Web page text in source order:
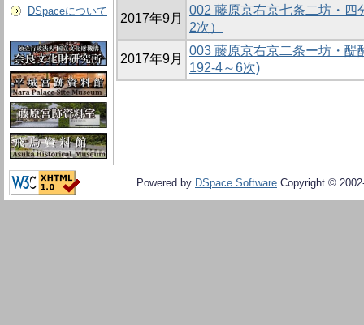
DSpaceについて
2017年9月
002 藤原京右京七条二坊・四
2次）
2017年9月
003 藤原京右京二条ー坊・醍
192-4～6次)
Powered by DSpace Software Copyright ©